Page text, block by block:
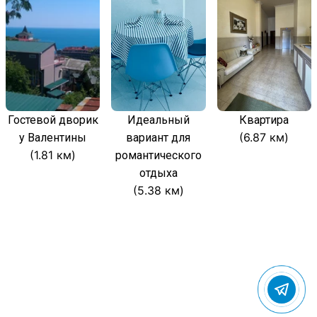
Гостевой дворик
у Валентины
(1.81 км)
Идеальный
вариант для
романтического
отдыха
(5.38 км)
Квартира
(6.87 км)